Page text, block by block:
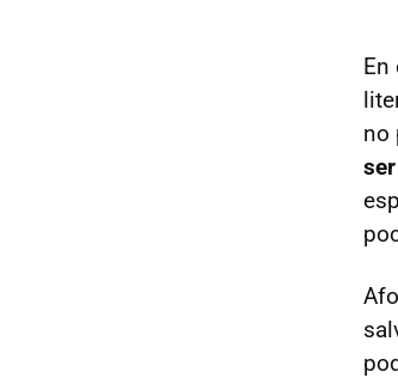
En
no